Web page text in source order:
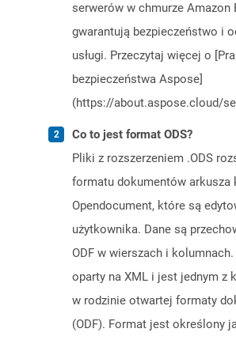
serwerów w chmurze Amazon
gwarantują bezpieczeństwo i
usługi. Przeczytaj więcej o
bezpieczeństwa Aspose]
(https://about.aspose.cloud/
Co to jest format ODS?
Pliki z rozszerzeniem .ODS
formatu dokumentów arkusza
Opendocument, które są
użytkownika. Dane są
ODF w wierszach i
oparty na XML i jest jednym z
w rodzinie otwartej formaty
(ODF). Format jest określony